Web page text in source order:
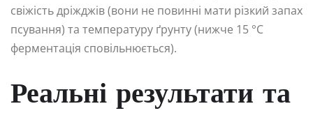
свіжість дріжджів (вони не повинні мати різкий запах
псування) та температуру ґрунту (нижче 15 °C
ферментація сповільнюється).
Реальні результати та